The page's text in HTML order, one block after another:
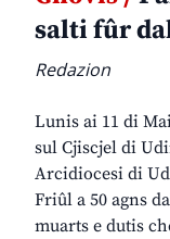
salti fûr
Redazion
Lunis ai 11 di
sul Cjiscjel di
Arcidiocesi di
Friûl a 50 agns
muarts e dutis